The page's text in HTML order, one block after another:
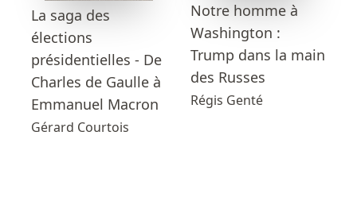
La saga des
élections
présidentielles - De
Charles de Gaulle à
Emmanuel Macron
Gérard Courtois
Notre homme à
Washington :
Trump dans la main
des Russes
Régis Genté